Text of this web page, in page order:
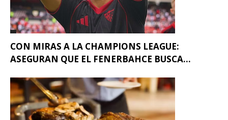
CON MIRAS A LA CHAMPIONS LEAGUE:
ASEGURAN QUE EL FENERBAHCE BUSCA...